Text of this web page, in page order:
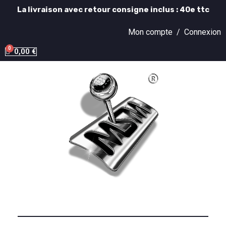
La livraison avec retour consigne inclus : 40e ttc
Mon compte / Connexion
0,00 €